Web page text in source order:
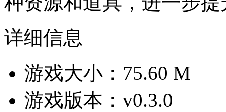
详细信息
游戏大小：75.60 M
游戏版本：v0.3.0